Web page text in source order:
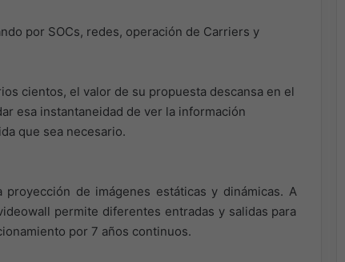
por SOCs, redes, operación de Carriers y
cientos, el valor de su propuesta descansa en el
esa instantaneidad de ver la información
que sea necesario.
de imágenes estáticas y dinámicas. A
permite diferentes entradas y salidas para
por 7 años continuos.